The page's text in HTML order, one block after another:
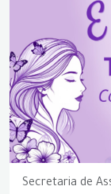
Secretaria de